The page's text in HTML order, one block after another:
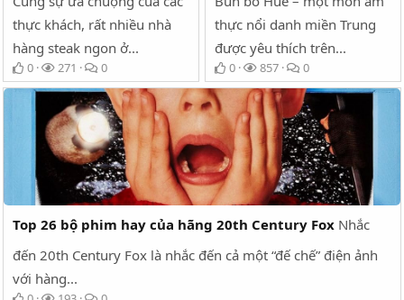
thực khách, rất nhiều nhà
hàng steak ngon ở...
0 271 0
thực nổi danh miền Trung
được yêu thích trên...
0 857 0
Top 26 bộ phim hay của hãng 20th Century Fox Nhắc
đến 20th Century Fox là nhắc đến cả một “đế chế” điện ảnh
với hàng...